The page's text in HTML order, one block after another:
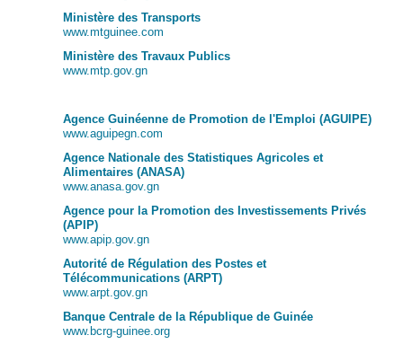
Ministère des Transports
www.mtguinee.com
Ministère des Travaux Publics
www.mtp.gov.gn
Agence Guinéenne de Promotion de l'Emploi (AGUIPE)
www.aguipegn.com
Agence Nationale des Statistiques Agricoles et
Alimentaires (ANASA)
www.anasa.gov.gn
Agence pour la Promotion des Investissements Privés
(APIP)
www.apip.gov.gn
Autorité de Régulation des Postes et
Télécommunications (ARPT)
www.arpt.gov.gn
Banque Centrale de la République de Guinée
www.bcrg-guinee.org